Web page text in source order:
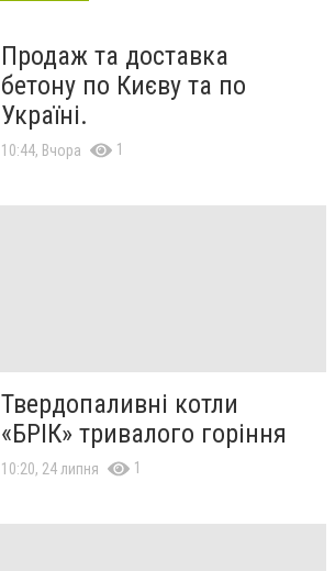
Продаж та доставка
бетону по Києву та по
Україні.
10:44, Вчора 1
Твердопаливні котли
«БРІК» тривалого горіння
10:20, 24 липня 1